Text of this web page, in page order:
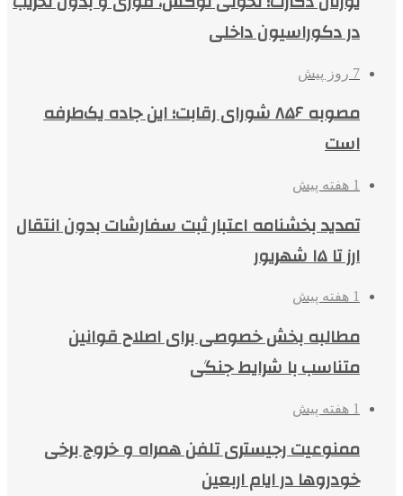
در دکوراسیون داخلی
7 روز پیش
مصوبه ۸۵۶ شورای رقابت؛ این جاده یک‌طرفه
است
1 هفته پیش
تمدید بخشنامه اعتبار ثبت سفارشات بدون انتقال
ارز تا ۱۵ شهریور
1 هفته پیش
مطالبه بخش خصوصی برای اصلاح قوانین
متناسب با شرایط جنگی
1 هفته پیش
ممنوعیت رجیستری تلفن همراه و خروج برخی
خودروها در ایام اربعین